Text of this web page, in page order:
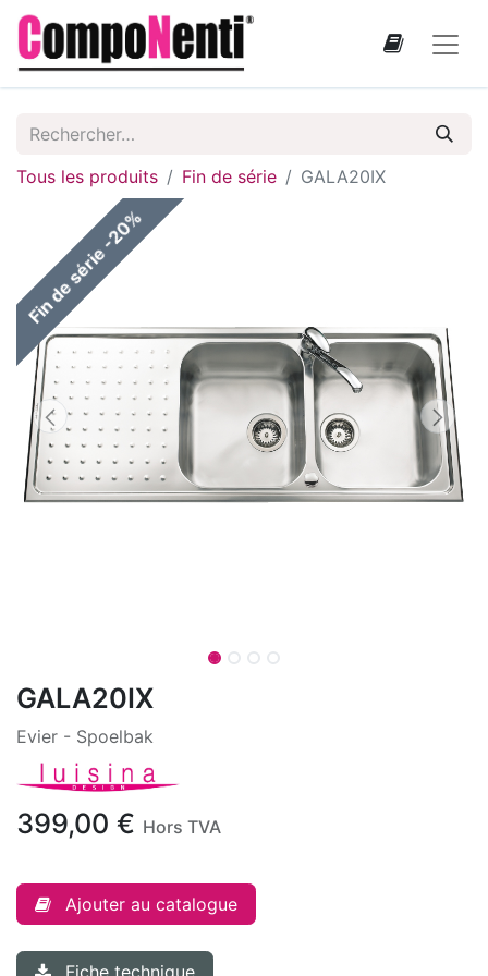
Tous les produits Fin de série GALA20IX
Fin de série -20%
GALA20IX
Evier - Spoelbak
399,00 € Hors TVA
Ajouter au catalogue